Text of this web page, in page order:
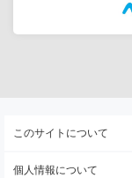
このサイトについて
個人情報について